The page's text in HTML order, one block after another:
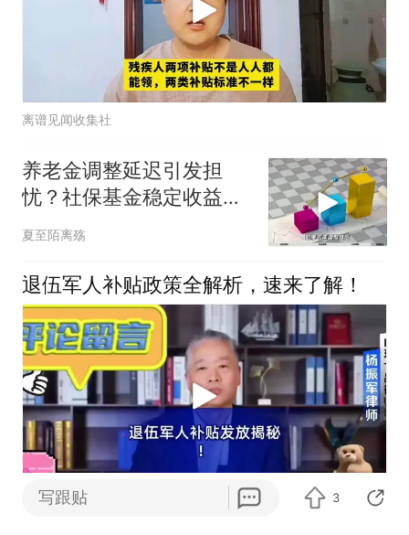
离谱见闻收集社
养老金调整延迟引发担
忧？社保基金稳定收益提
供保障
夏至陌离殇
退伍军人补贴政策全解析，速来了解！
阿虾AIXA
写跟贴 3